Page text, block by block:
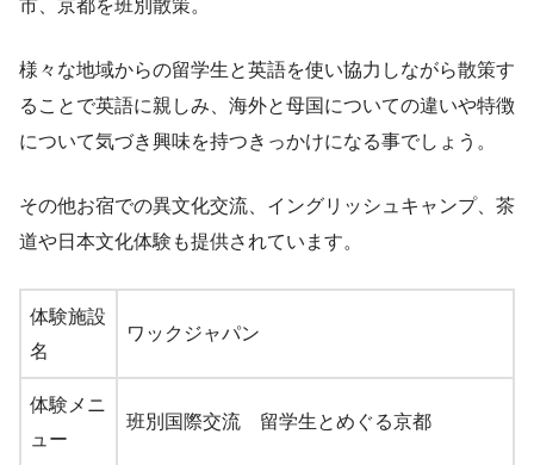
市、京都を班別散策。
様々な地域からの留学生と英語を使い協力しながら散策す
ることで英語に親しみ、海外と母国についての違いや特徴
について気づき興味を持つきっかけになる事でしょう。
その他お宿での異文化交流、イングリッシュキャンプ、茶
道や日本文化体験も提供されています。
体験施設
名
ワックジャパン
体験メニ
ュー
班別国際交流 留学生とめぐる京都